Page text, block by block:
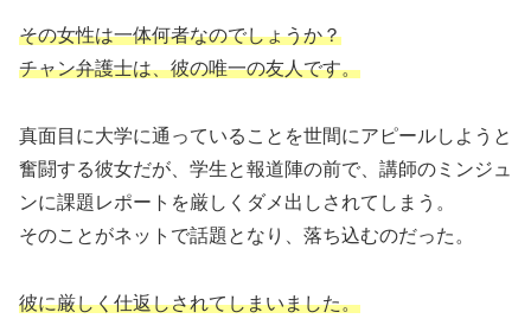
その女性は一体何者なのでしょうか？
チャン弁護士は、彼の唯一の友人です。
真面目に大学に通っていることを世間にアピールしようと
奮闘する彼女だが、学生と報道陣の前で、講師のミンジュ
ンに課題レポートを厳しくダメ出しされてしまう。
そのことがネットで話題となり、落ち込むのだった。
彼に厳しく仕返しされてしまいました。